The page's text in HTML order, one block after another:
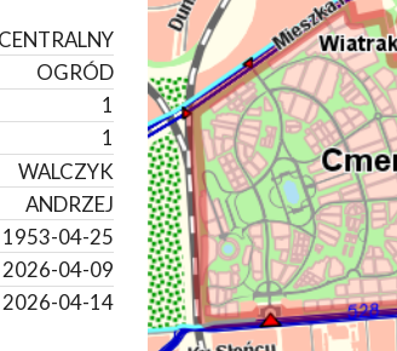
CENTRALNY
OGRÓD
1
1
WALCZYK
ANDRZEJ
1953-04-25
2026-04-09
2026-04-14